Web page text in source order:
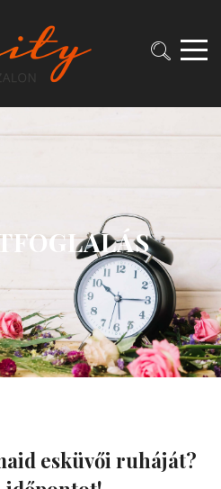
esküvői ruháját?